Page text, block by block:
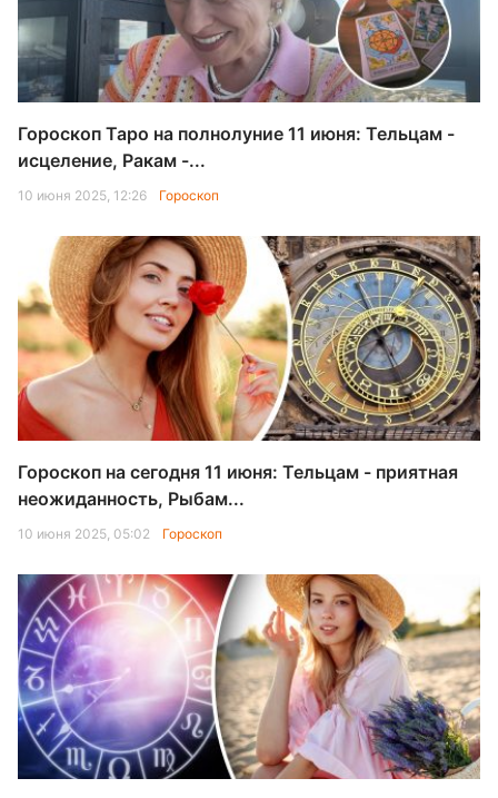
Гороскоп Таро на полнолуние 11 июня: Тельцам -
исцеление, Ракам -...
10 июня 2025, 12:26 Гороскоп
Гороскоп на сегодня 11 июня: Тельцам - приятная
неожиданность, Рыбам...
10 июня 2025, 05:02 Гороскоп